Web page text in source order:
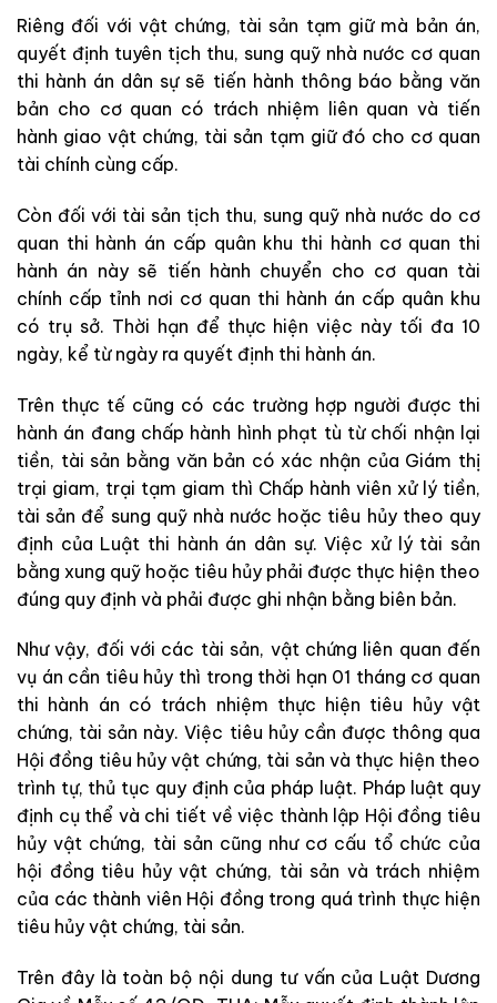
Riêng đối với vật chứng, tài sản tạm giữ mà bản án,
quyết định tuyên tịch thu, sung quỹ nhà nước cơ quan
thi hành án dân sự sẽ tiến hành thông báo bằng văn
bản cho cơ quan có trách nhiệm liên quan và tiến
hành giao vật chứng, tài sản tạm giữ đó cho cơ quan
tài chính cùng cấp.
Còn đối với tài sản tịch thu, sung quỹ nhà nước do cơ
quan thi hành án cấp quân khu thi hành cơ quan thi
hành án này sẽ tiến hành chuyển cho cơ quan tài
chính cấp tỉnh nơi cơ quan thi hành án cấp quân khu
có trụ sở. Thời hạn để thực hiện việc này tối đa 10
ngày, kể từ ngày ra quyết định thi hành án.
Trên thực tế cũng có các trường hợp người được thi
hành án đang chấp hành hình phạt tù từ chối nhận lại
tiền, tài sản bằng văn bản có xác nhận của Giám thị
trại giam, trại tạm giam thì Chấp hành viên xử lý tiền,
tài sản để sung quỹ nhà nước hoặc tiêu hủy theo quy
định của Luật thi hành án dân sự. Việc xử lý tài sản
bằng xung quỹ hoặc tiêu hủy phải được thực hiện theo
đúng quy định và phải được ghi nhận bằng biên bản.
Như vậy, đối với các tài sản, vật chứng liên quan đến
vụ án cần tiêu hủy thì trong thời hạn 01 tháng cơ quan
thi hành án có trách nhiệm thực hiện tiêu hủy vật
chứng, tài sản này. Việc tiêu hủy cần được thông qua
Hội đồng tiêu hủy vật chứng, tài sản và thực hiện theo
trình tự, thủ tục quy định của pháp luật. Pháp luật quy
định cụ thể và chi tiết về việc thành lập Hội đồng tiêu
hủy vật chứng, tài sản cũng như cơ cấu tổ chức của
hội đồng tiêu hủy vật chứng, tài sản và trách nhiệm
của các thành viên Hội đồng trong quá trình thực hiện
tiêu hủy vật chứng, tài sản.
Trên đây là toàn bộ nội dung tư vấn của Luật Dương